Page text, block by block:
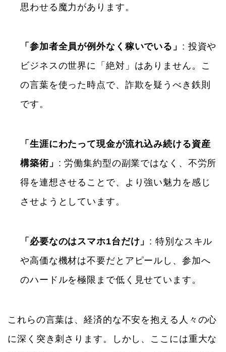
思わせる魔力があります。
「参加者全員が例外なく稼いでいる」 : 投資や
ビジネスの世界に「絶対」はありません。こ
の言葉を使った時点で、詐欺を疑うべき鉄則
です。
「生涯にわたって現金が流れ込み続ける資産
構築術」 : 労働集約型の副業ではなく、不労所
得を連想させることで、より強い魅力を感じ
させようとしています。
「必要なのはスマホ1台だけ」 : 特別なスキル
や高価な機材は不要だとアピールし、参加へ
のハードルを極限まで低く見せています。
これらの言葉は、経済的な不安を抱える人々の心
に深く突き刺さります。しかし、ここには重大な